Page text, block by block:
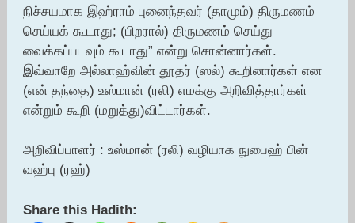
நிச்சயமாக இஹ்ராம் புனைந்தவர் (தாமும்) திருமணம்
செய்யக் கூடாது; (பிறரால்) திருமணம் செய்து
வைக்கப்படவும் கூடாது” என்று சொன்னார்கள்.
இவ்வாறே அல்லாஹ்வின் தூதர் (ஸல்) கூறினார்கள் என
(என் தந்தை) உஸ்மான் (ரலி) எமக்கு அறிவித்தார்கள்
என்றும் கூறி (மறுத்து)விட்டார்கள்.
அறிவிப்பாளர் : உஸ்மான் (ரலி) வழியாக நுபைஹ் பின்
வஹ்பு (ரஹ்)
Share this Hadith: